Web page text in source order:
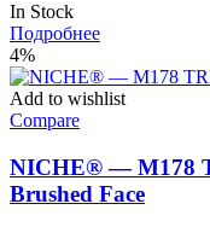
In Stock
Подробнее
4%
Add to wishlist
Compare
NICHE® — M178
Brushed Face